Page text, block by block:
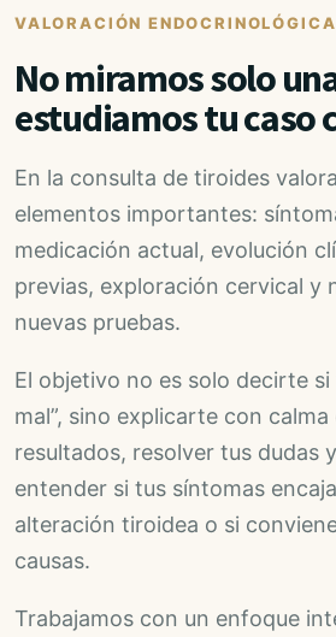
VALORACIÓN
No miramos solo
estudiamos tu caso
En la consulta de tiroides
elementos importantes:
medicación actual, evolución
previas, exploración cervical y
nuevas pruebas.
El objetivo no es solo decirte si
mal”, sino explicarte con
resultados, resolver tus dudas
entender si tus síntomas
alteración tiroidea o si
causas.
Trabajamos con un enfoque